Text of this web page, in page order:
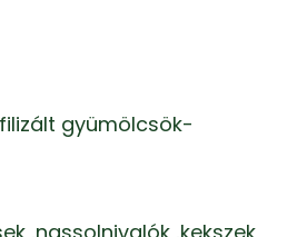
gyümölcsök-